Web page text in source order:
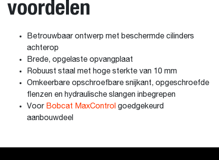
voordelen
Betrouwbaar ontwerp met beschermde cilinders
achterop
Brede, opgelaste opvangplaat
Robuust staal met hoge sterkte van 10 mm
Omkeerbare opschroefbare snijkant, opgeschroefde
flenzen en hydraulische slangen inbegrepen
Voor Bobcat MaxControl goedgekeurd
aanbouwdeel